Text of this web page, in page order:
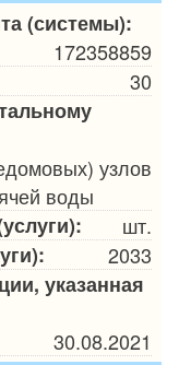
(системы):
172358859
30
узлов
воды
шт.
2033
указанная
30.08.2021